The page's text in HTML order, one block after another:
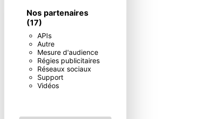
Nos partenaires
(17)
APIs
Autre
Mesure d'audience
Régies publicitaires
Réseaux sociaux
Support
Vidéos